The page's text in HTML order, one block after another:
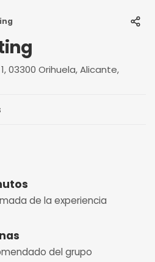
03300 Orihuela, Alicante,
de la experiencia
del grupo